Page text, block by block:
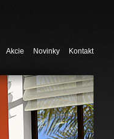
Akcie Novinky Kontakt